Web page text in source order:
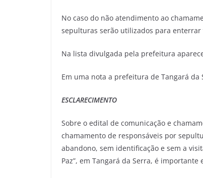
No caso do não atendimento ao
sepulturas serão utilizados para enterrar
Na lista divulgada pela prefeitura
Em uma nota a prefeitura de Tangará
ESCLARECIMENTO
Sobre o edital de comunicação e
chamamento de responsáveis por
abandono, sem identificação e sem a
Paz”, em Tangará da Serra, é importante